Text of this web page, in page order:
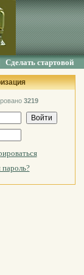
Сделать стартовой
3219